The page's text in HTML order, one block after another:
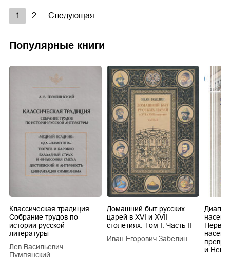
1 2 Следующая
Популярные книги
Классическая традиция.
Собрание трудов по
истории русской
литературы
Лев Васильевич
Пумпянский
Домашний быт русских
царей в XVI и XVII
столетиях. Том I. Часть II
Иван Егорович Забелин
и